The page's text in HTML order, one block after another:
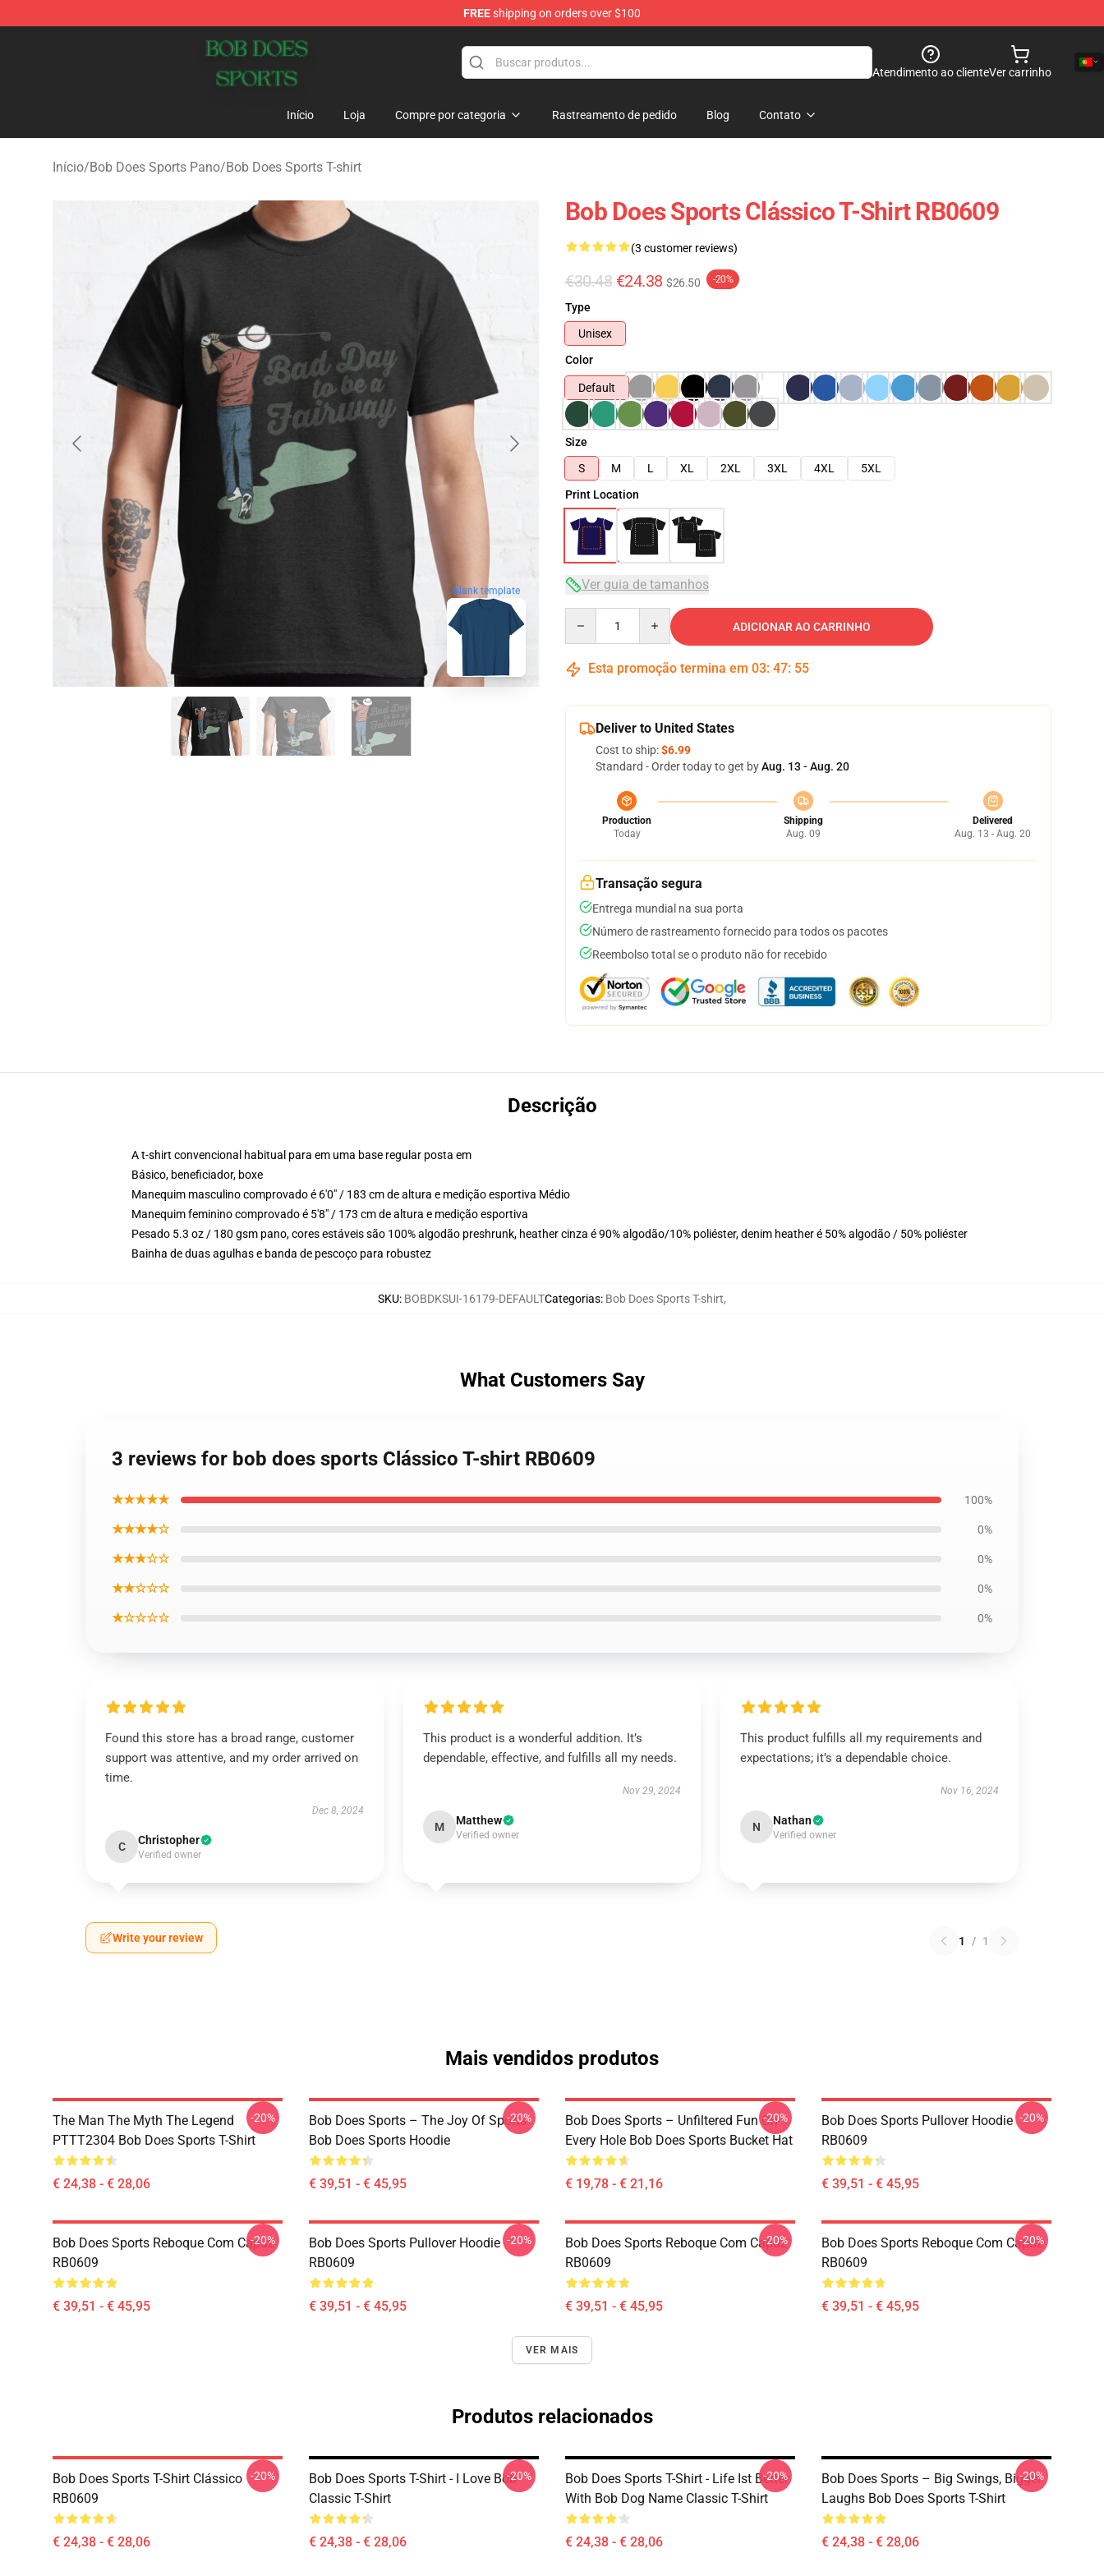
FREEshipping on orders over $100
Bob Does Sports Store - Official Bob Does Sports Merchandise Shop
Atendimento ao clienteVer carrinho
Início Loja Compre por categoria Rastreamento de pedido Blog Contato
Início/Bob Does Sports Pano/Bob Does Sports T-shirt
blank template
Bob Does Sports Clássico T-Shirt RB0609
(3 customer reviews)
€30.48 €24.38 $26.50 -20%
Type
Unisex
Color
Default
Size
S
M L XL 2XL 3XL 4XL
5XL
Print Location
Ver guia de tamanhos
ADICIONAR AO CARRINHO
Esta promoção termina em 03: 47: 54
Deliver to United States
Cost to ship:$6.99
Standard - Order today to get byAug. 13 - Aug. 20
Production
Today
Shipping
Aug. 09
Delivered
Aug. 13 - Aug. 20
Transação segura
Entrega mundial na sua porta
Número de rastreamento fornecido para todos os pacotes
Reembolso total se o produto não for recebido
Descrição
A t-shirt convencional habitual para em uma base regular posta em
Básico, beneficiador, boxe
Manequim masculino comprovado é 6'0" / 183 cm de altura e medição esportiva Médio
Manequim feminino comprovado é 5'8" / 173 cm de altura e medição esportiva
Pesado 5.3 oz / 180 gsm pano, cores estáveis são 100% algodão preshrunk, heather cinza é 90% algodão/10% poliéster, denim heather é 50% algodão / 50% poliéster
Bainha de duas agulhas e banda de pescoço para robustez
SKU: BOBDKSUI-16179-DEFAULTCategorias: Bob Does Sports T-shirt,
What Customers Say
3 reviews for bob does sports Clássico T-shirt RB0609
★★★★★ 100%
★★★★☆ 0%
★★★☆☆ 0%
★★☆☆☆ 0%
★☆☆☆☆ 0%
Found this store has a broad range, customer
support was attentive, and my order arrived on
time.
Dec 8, 2024
C Christopher
Verified owner
This product is a wonderful addition. It’s
dependable, effective, and fulfills all my needs.
Nov 29, 2024
M Matthew
Verified owner
This product fulfills all my requirements and
expectations; it’s a dependable choice.
Nov 16, 2024
N Nathan
Verified owner
Write your review 1 / 1
Mais vendidos produtos
The Man The Myth The Legend
PTTT2304 Bob Does Sports T-Shirt
€ 24,38 - € 28,06
-20%
Bob Does Sports – The Joy Of Sports
Bob Does Sports Hoodie
€ 39,51 - € 45,95
-20%
Bob Does Sports – Unfiltered Fun On
Every Hole Bob Does Sports Bucket Hat
€ 19,78 - € 21,16
-20%
Bob Does Sports Pullover Hoodie
RB0609
€ 39,51 - € 45,95
-20%
Bob Does Sports Reboque Com Capuz
RB0609
€ 39,51 - € 45,95
-20%
Bob Does Sports Pullover Hoodie
RB0609
€ 39,51 - € 45,95
-20%
Bob Does Sports Reboque Com Capuz
RB0609
€ 39,51 - € 45,95
-20%
Bob Does Sports Reboque Com Capuz
RB0609
€ 39,51 - € 45,95
-20%
VER MAIS
Produtos relacionados
Bob Does Sports T-Shirt Clássico
RB0609
€ 24,38 - € 28,06
-20%
Bob Does Sports T-Shirt - I Love Bob
Classic T-Shirt
€ 24,38 - € 28,06
-20%
Bob Does Sports T-Shirt - Life Ist Better
With Bob Dog Name Classic T-Shirt
€ 24,38 - € 28,06
-20%
Bob Does Sports – Big Swings, Bigger
Laughs Bob Does Sports T-Shirt
€ 24,38 - € 28,06
-20%